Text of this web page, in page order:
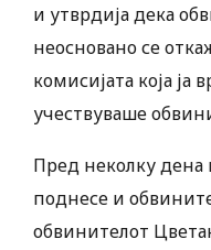
и утврдија дека
неосновано се
комисијата која ја
учествуваше
Пред неколку дена
поднесе и
обвинителот